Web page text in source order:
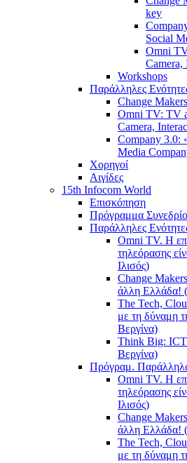
key
Social
Omni
Camera,
Workshops
Παράλληλες
Change
Omni TV: TV
Camera,
Company 3.0:
Media
Χορηγοί
Αιγίδες
15th Infocom World
Επισκόπηση
Πρόγραμμα
Παράλληλες
Omni TV. Η
τηλεόρασης
Ιλισός)
Change
άλλη Ελλάδα!
The Tech,
με τη δύναμη
Βεργίνα)
Think Big:
Βεργίνα)
Πρόγραμ.
Omni TV. Η
τηλεόρασης
Ιλισός)
Change
άλλη Ελλάδα!
The Tech,
με τη δύναμη